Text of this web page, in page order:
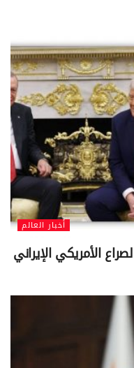
أخبار العالم
الأمريكي الإيراني